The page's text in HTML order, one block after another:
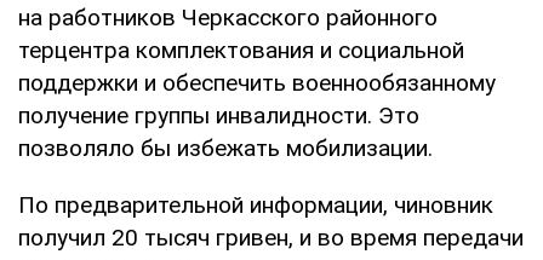
на работников Черкасского районного
терцентра комплектования и социальной
поддержки и обеспечить военнообязанному
получение группы инвалидности. Это
позволяло бы избежать мобилизации.
По предварительной информации, чиновник
получил 20 тысяч гривен, и во время передачи